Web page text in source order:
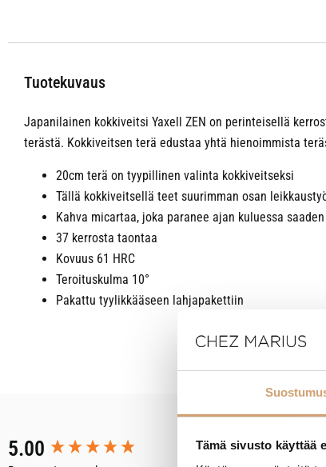
Tämä sivusto käyttää
Tuotekuvaus
Japanilainen kokkiveitsi Yaxell ZEN on perinteisellä
terästä. Kokkiveitsen terä edustaa yhtä hienoimmista
20cm terä on tyypillinen valinta kokkiveitseksi
Tällä kokkiveitsellä teet suurimman osan
Kahva micartaa, joka paranee ajan kuluessa
37 kerrosta taontaa
Kovuus 61 HRC
Teroituskulma 10°
Pakattu tyylikkääseen lahjapakettiin
5.00
New content loaded